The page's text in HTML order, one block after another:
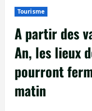
Tourisme
A partir des
An, les lieux
pourront
matin